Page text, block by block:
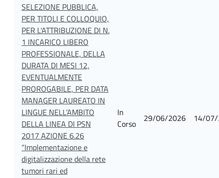
SELEZIONE PUBBLICA,
PER TITOLI E COLLOQUIO,
PER L'ATTRIBUZIONE DI N.
1 INCARICO LIBERO
PROFESSIONALE, DELLA
DURATA DI MESI 12,
EVENTUALMENTE
PROROGABILE, PER DATA
MANAGER LAUREATO IN
LINGUE NELL’AMBITO
DELLA LINEA DI PSN
2017 AZIONE 6.26
“Implementazione e
digitalizzazione della rete
tumori rari ed
In
Corso
29/06/2026 14/